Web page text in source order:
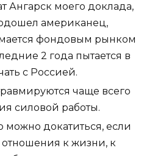
Ангарск моего доклада,
американец,
фондовым рынком
2 года пытается в
с Россией.
чаще всего
силовой работы.
докатиться, если
отношения к жизни, к